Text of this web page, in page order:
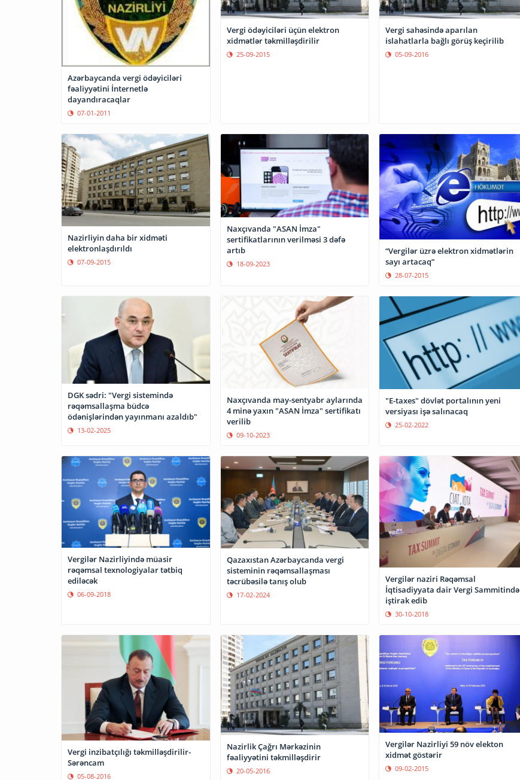
Azərbaycanda vergi ödəyiciləri
fəaliyyətini İnternetlə
dayandıracaqlar
07-01-2011
Vergi ödəyiciləri üçün elektron
xidmətlər təkmilləşdirilir
25-09-2015
Vergi sahəsində aparılan
islahatlarla bağlı görüş keçirilib
05-09-2016
Nazirliyin daha bir xidməti
elektronlaşdırıldı
07-09-2015
Naxçıvanda "ASAN İmza"
sertifikatlarının verilməsi 3 dəfə
artıb
18-09-2023
“Vergilər üzrə elektron xidmətlərin
sayı artacaq”
28-07-2015
DGK sədri: "Vergi sistemində
rəqəmsallaşma büdcə
ödənişlərindən yayınmanı azaldıb"
13-02-2025
Naxçıvanda may-sentyabr aylarında
4 minə yaxın "ASAN İmza" sertifikatı
verilib
09-10-2023
"E-taxes" dövlət portalının yeni
versiyası işə salınacaq
25-02-2022
Vergilər Nazirliyində müasir
rəqəmsal texnologiyalar tətbiq
ediləcək
06-09-2018
Qazaxıstan Azərbaycanda vergi
sisteminin rəqəmsallaşması
təcrübəsilə tanış olub
17-02-2024
Vergilər naziri Rəqəmsal
İqtisadiyyata dair Vergi Sammitində
iştirak edib
30-10-2018
Vergi inzibatçılığı təkmilləşdirilir-
Sərəncam
05-08-2016
Nazirlik Çağrı Mərkəzinin
fəaliyyətini təkmilləşdirir
20-05-2016
Vergilər Nazirliyi 59 növ elekton
xidmət göstərir
09-02-2015